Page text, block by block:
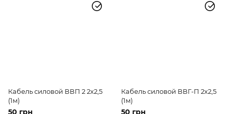
Кабель силовой ВВП 2 2х2,5
(1м)
50 грн
Кабель силовой ВВГ-П 2х2,5
(1м)
50 грн